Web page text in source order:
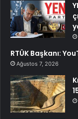
RTÜK Başkanı:
Ağustos 7, 2026